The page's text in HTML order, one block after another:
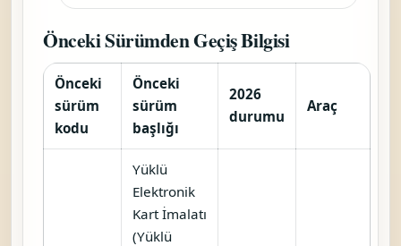
Önceki Sürümden Geçiş Bilgisi
Önceki
sürüm
kodu
Önceki
sürüm
başlığı
2026
durumu
Araç
Yüklü
Elektronik
Kart İmalatı
(Yüklü